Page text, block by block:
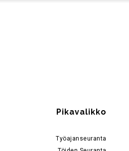
Pikavalikko
Työajanseuranta